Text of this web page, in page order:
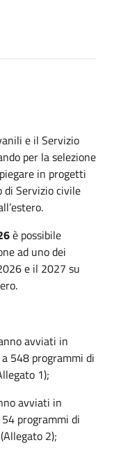
e il Servizio
per la selezione
in progetti
Servizio civile
è possibile
ad uno dei
e il 2027 su
avviati in
548 programmi di
1);
avviati in
programmi di
2);